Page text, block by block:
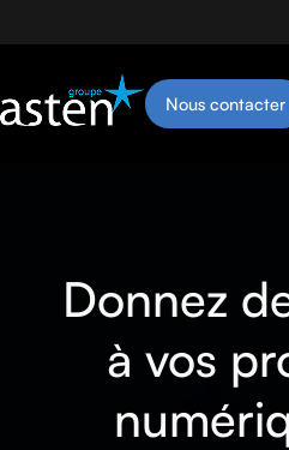
Nous contacter
Donnez
à vos